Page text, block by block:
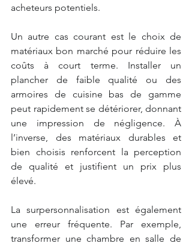
acheteurs potentiels.
Un autre cas courant est le choix de
matériaux bon marché pour réduire les
coûts à court terme. Installer un
plancher de faible qualité ou des
armoires de cuisine bas de gamme
peut rapidement se détériorer, donnant
une impression de négligence. À
l’inverse, des matériaux durables et
bien choisis renforcent la perception
de qualité et justifient un prix plus
élevé.
La surpersonnalisation est également
une erreur fréquente. Par exemple,
transformer une chambre en salle de